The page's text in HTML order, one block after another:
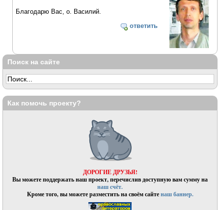
Благодарю Вас, о. Василий.
ответить
Поиск на сайте
Как помочь проекту?
ДОРОГИЕ ДРУЗЬЯ!
Вы можете поддержать наш проект, перечислив доступную вам сумму на
наш счёт.
Кроме того, вы можете разместить на своём сайтенаш баннер.